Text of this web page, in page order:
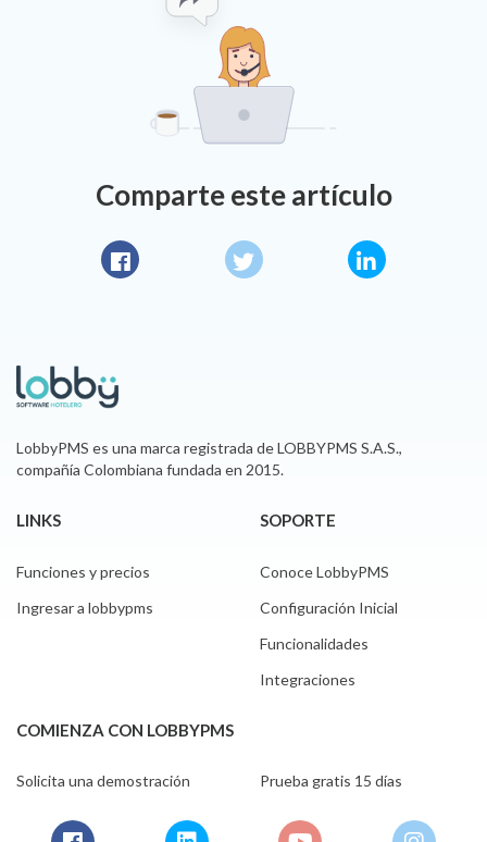
Comparte este artículo
Twitter LinkedIn
LobbyPMS es una marca registrada de LOBBYPMS S.A.S.,
compañía Colombiana fundada en 2015.
LINKS
Funciones y precios
Ingresar a lobbypms
SOPORTE
Conoce LobbyPMS
Configuración Inicial
Funcionalidades
Integraciones
COMIENZA CON LOBBYPMS
Solicita una demostración Prueba gratis 15 días